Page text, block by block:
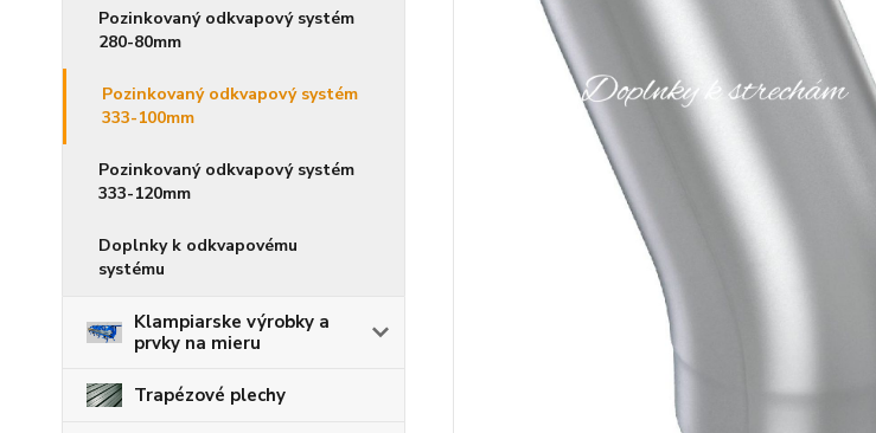
Pozinkovaný odkvapový systém
280-80mm
Pozinkovaný odkvapový systém
333-100mm
Pozinkovaný odkvapový systém
333-120mm
Doplnky k odkvapovému
systému
Klampiarske výrobky a
prvky na mieru
Trapézové plechy